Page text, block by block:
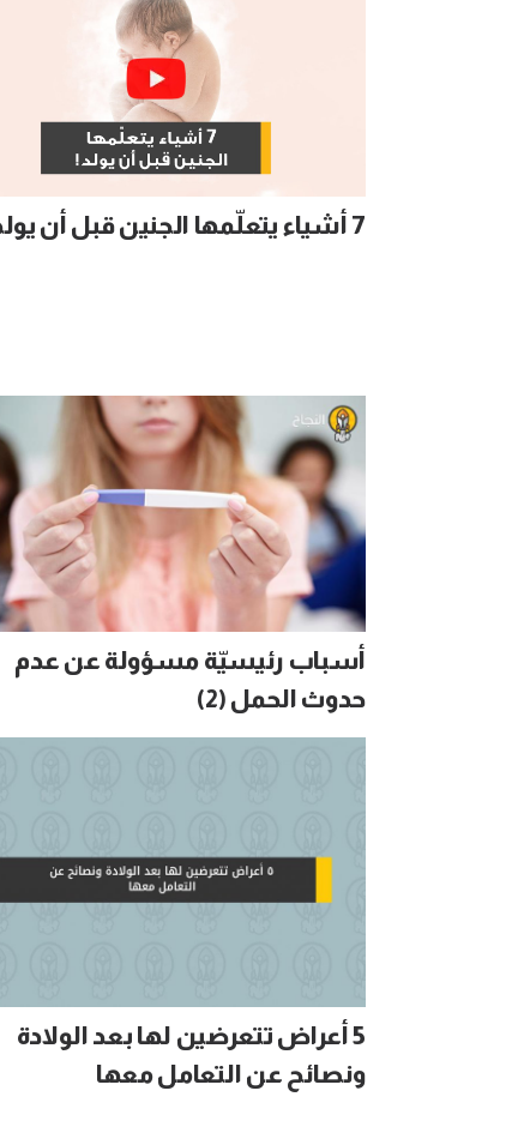
7 أشياء يتعلّمها الجنين قبل أن يولد!
أسباب رئيسيّة مسؤولة عن عدم
حدوث الحمل (2)
5 أعراض تتعرضين لها بعد الولادة
ونصائح عن التعامل معها